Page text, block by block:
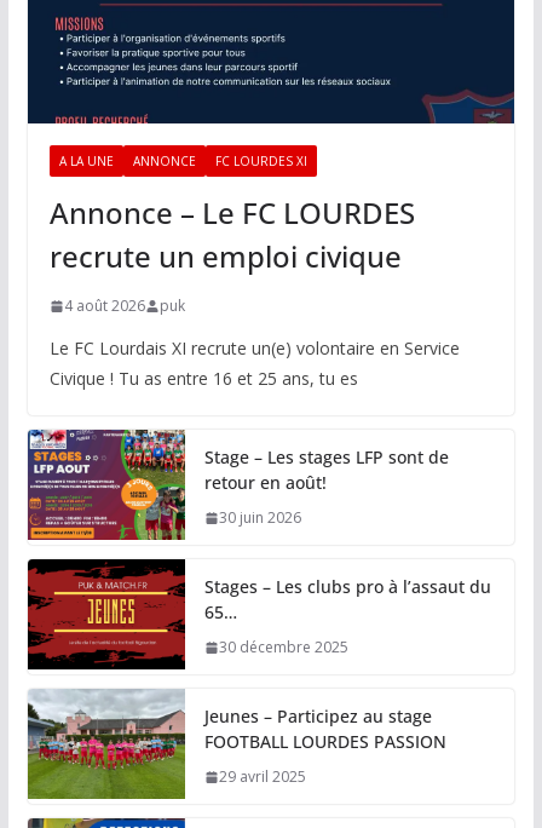
A LA UNE ANNONCE FC LOURDES XI
Annonce – Le FC LOURDES
recrute un emploi civique
4 août 2026 puk
Le FC Lourdais XI recrute un(e) volontaire en Service
Civique ! Tu as entre 16 et 25 ans, tu es
Stage – Les stages LFP sont de
retour en août!
30 juin 2026
Stages – Les clubs pro à l’assaut du
65…
30 décembre 2025
Jeunes – Participez au stage
FOOTBALL LOURDES PASSION
29 avril 2025